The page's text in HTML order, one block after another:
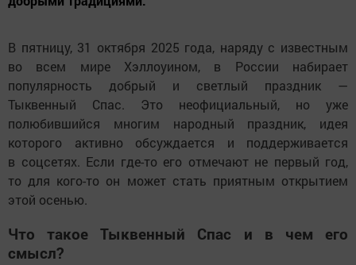
В пятницу, 31 октября 2025 года, наряду с известным
во всем мире Хэллоуином, в России набирает
популярность добрый и светлый праздник —
Тыквенный Спас. Это неофициальный, но уже
полюбившийся многим народный праздник, идея
которого активно обсуждается и поддерживается
в соцсетях. Если где-то его отмечают не первый год,
то для кого-то он может стать приятным открытием
этой осенью.
Что такое Тыквенный Спас и в чем его
смысл?